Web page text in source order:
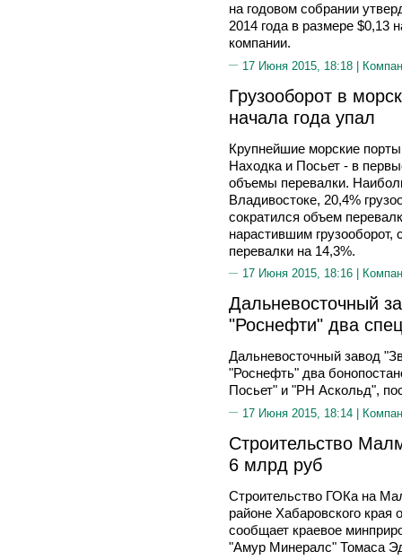
на годовом собрании
2014 года в размере $0,13
компании.
17 Июня 2015, 18:18 |
Грузооборот в
начала года упал
Крупнейшие морские
Находка и Посьет - в
объемы перевалки.
Владивостоке, 20,4%
сократился объем
нарастившим
перевалки на 14,3%.
17 Июня 2015, 18:16 |
Дальневосточный
"Роснефти" два
Дальневосточный завод
"Роснефть" два
Посьет" и "РН Аскольд",
17 Июня 2015, 18:14 |
Строительство
6 млрд руб
Строительство ГОКа на
районе Хабаровского
сообщает краевое
"Амур Минералс" Томаса